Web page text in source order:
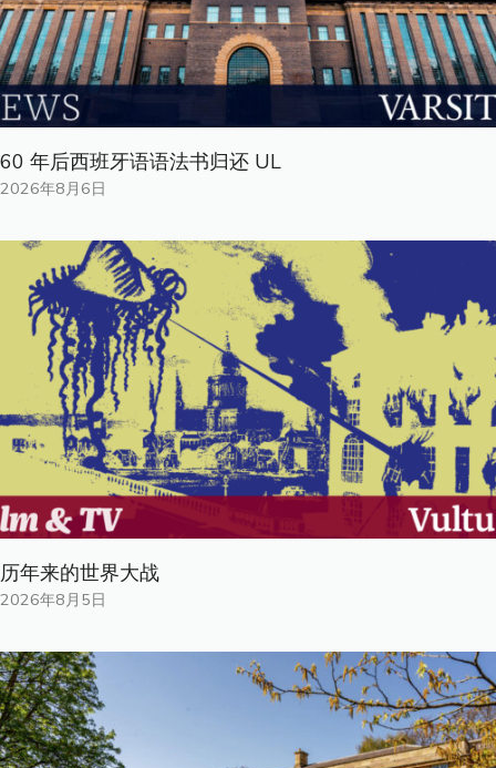
60 年后西班牙语语法书归还 UL
2026年8月6日
历年来的世界大战
2026年8月5日